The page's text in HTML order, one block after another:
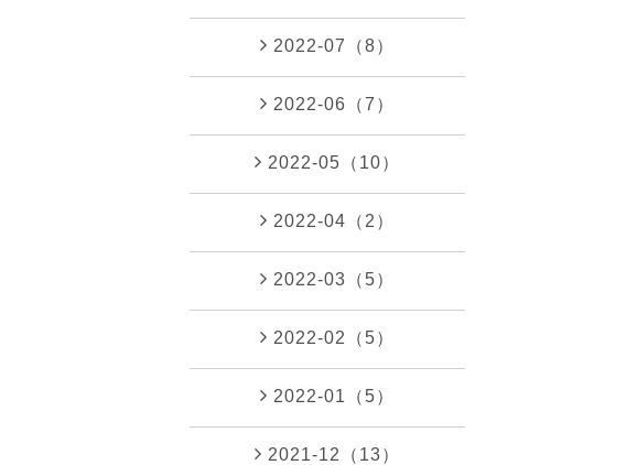
2022-07（8）
2022-06（7）
2022-05（10）
2022-04（2）
2022-03（5）
2022-02（5）
2022-01（5）
2021-12（13）